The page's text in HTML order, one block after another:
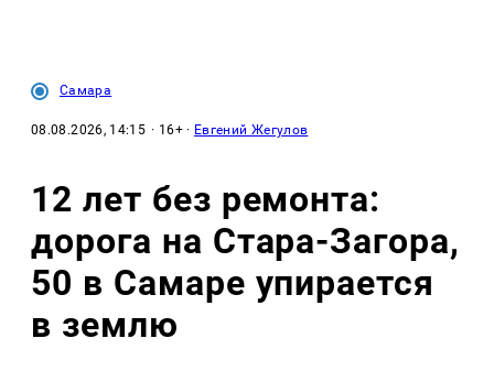
Самара
08.08.2026, 14:15 · 16+ · Евгений Жегулов
12 лет без ремонта:
дорога на Стара-Загора,
50 в Самаре упирается
в землю